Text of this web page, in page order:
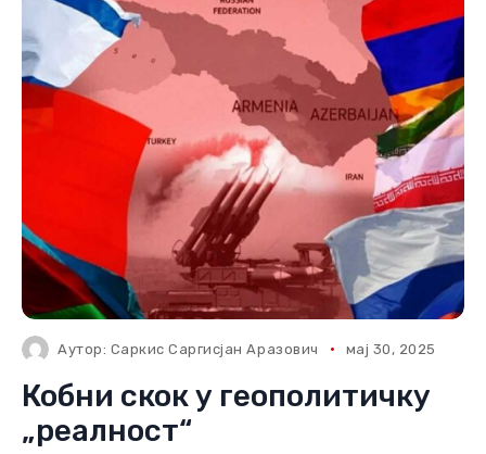
Аутор: Саркис Саргисјан Аразович мај 30, 2025
Кобни скок у геополитичку
„реалност“